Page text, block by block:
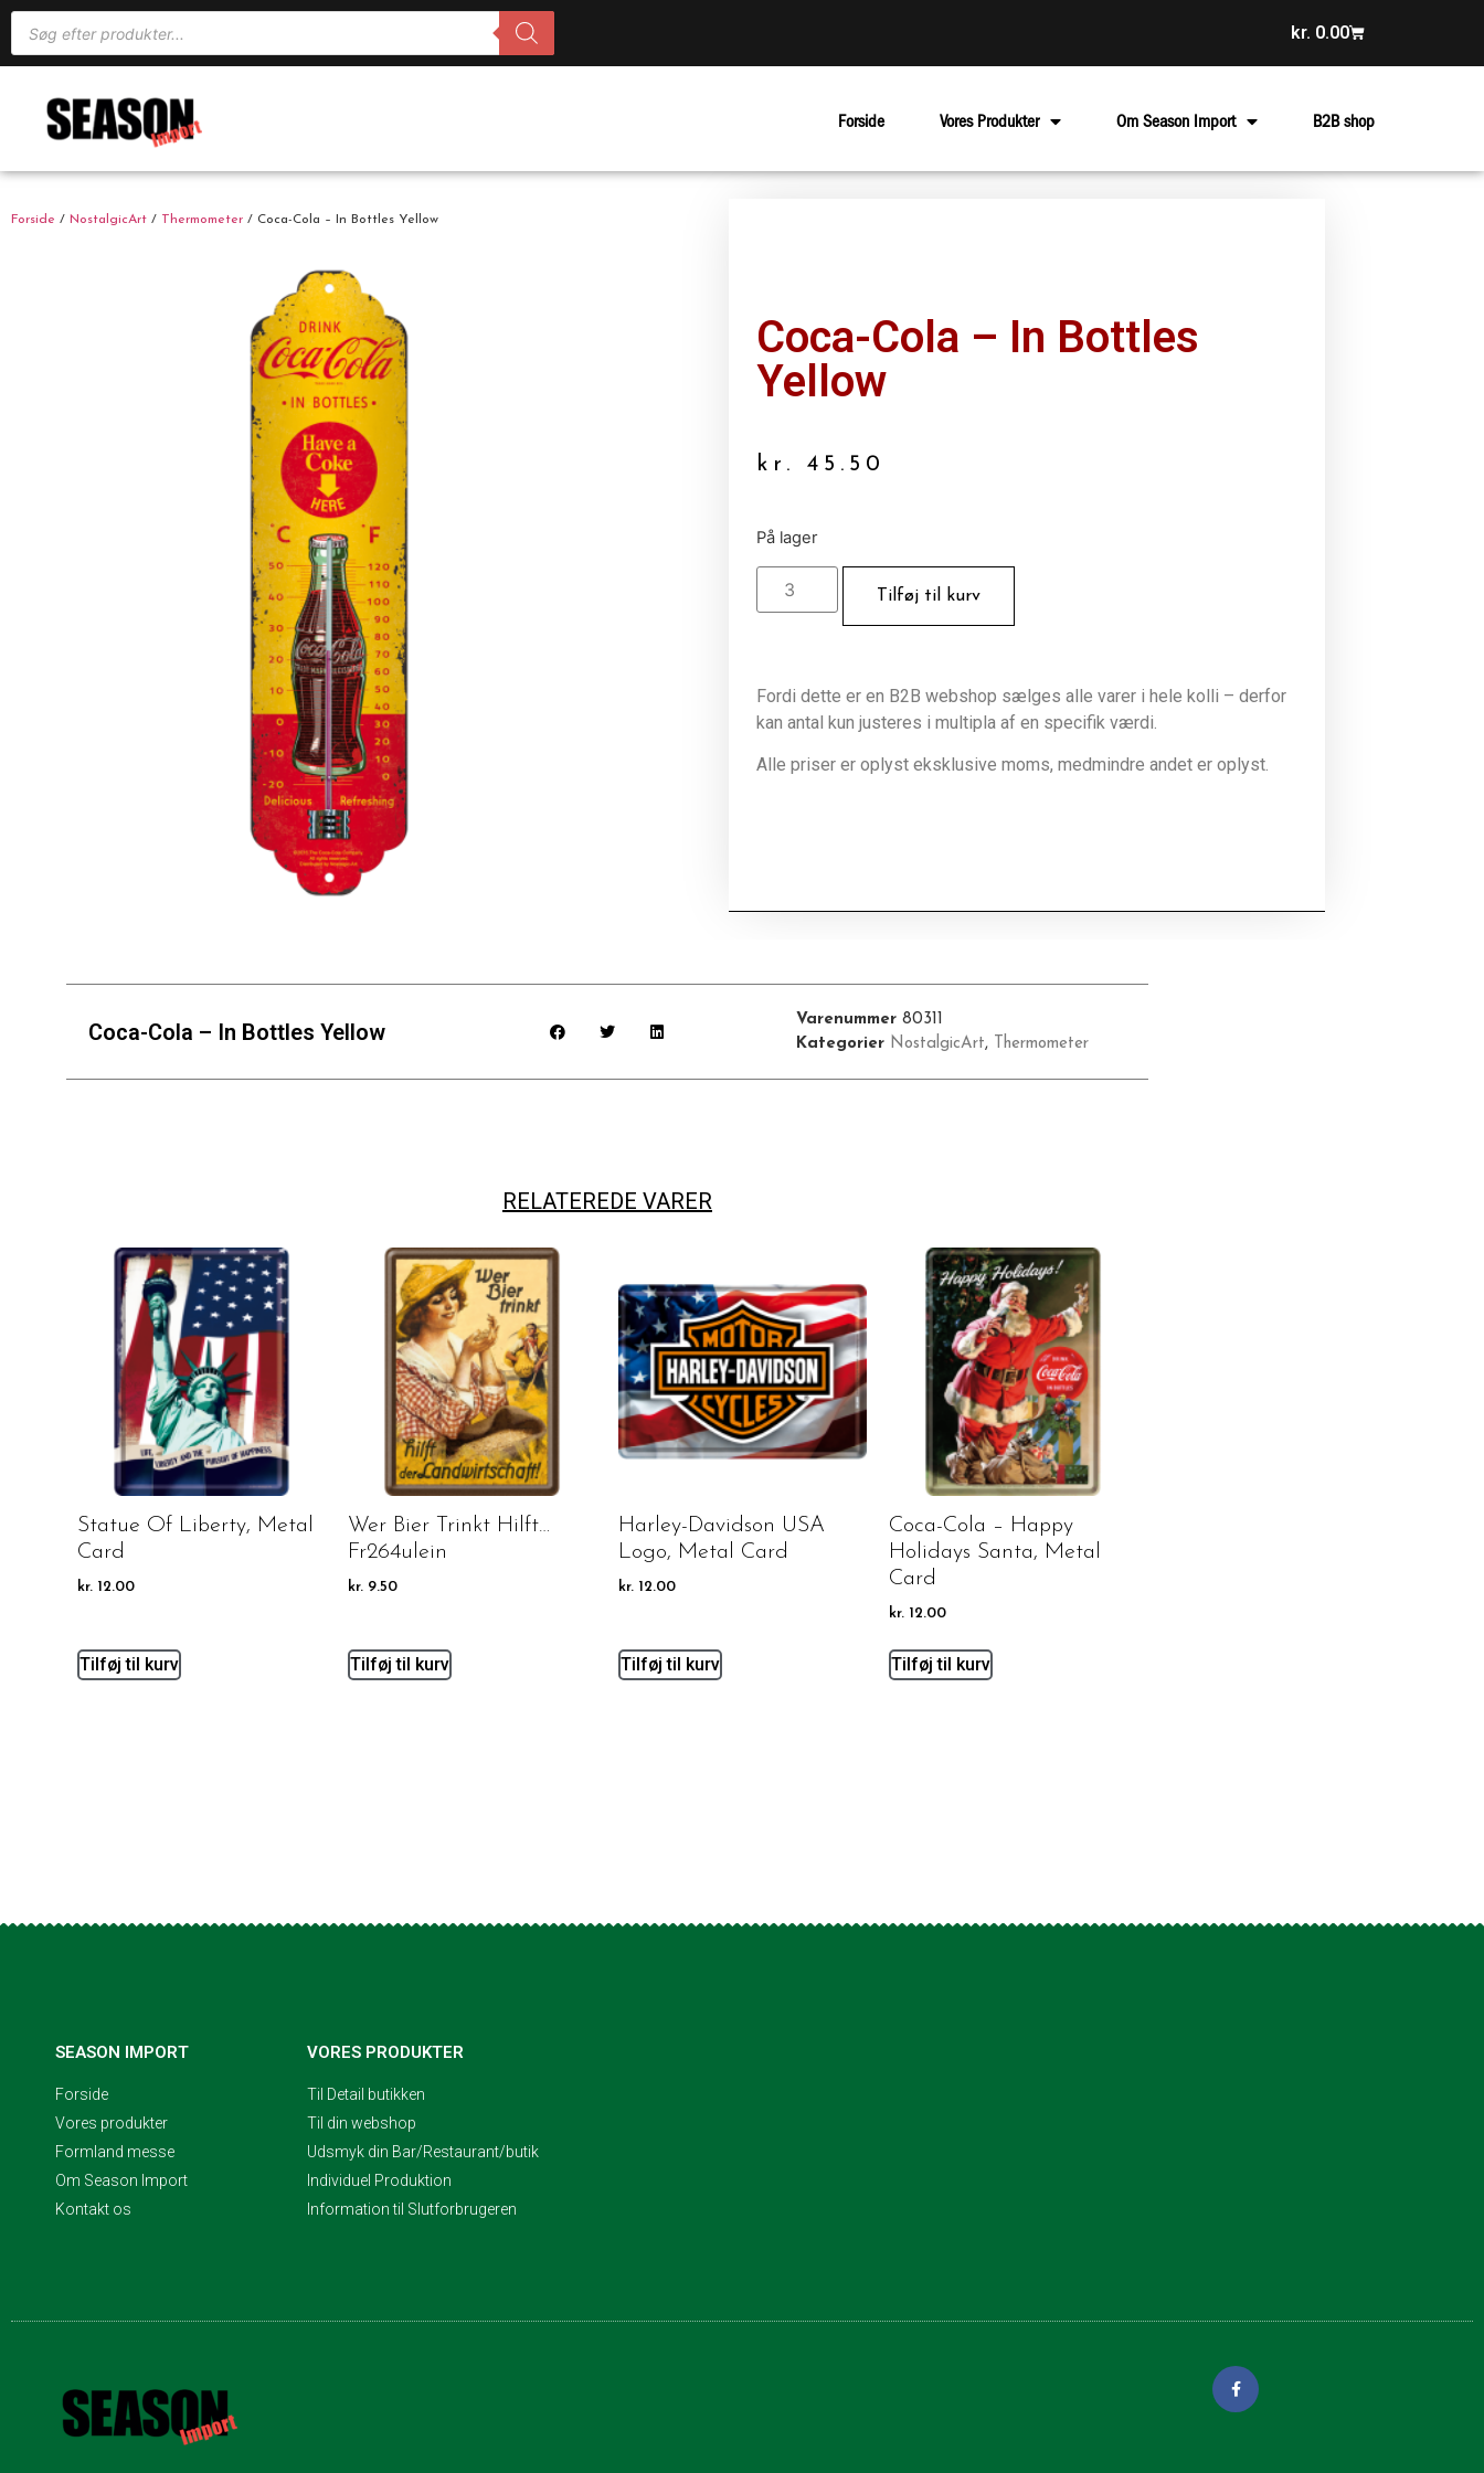
kr. 0.00
Forside Vores Produkter Om Season Import B2B shop
Forside / NostalgicArt / Thermometer / Coca-Cola – In Bottles Yellow
Coca-Cola – In Bottles
Yellow
kr. 45.50
På lager
Tilføj til kurv
Fordi dette er en B2B webshop sælges alle varer i hele kolli – derfor
kan antal kun justeres i multipla af en specifik værdi.
Alle priser er oplyst eksklusive moms, medmindre andet er oplyst.
Coca-Cola – In Bottles Yellow Varenummer 80311
Kategorier NostalgicArt, Thermometer
RELATEREDE VARER
Statue Of Liberty, Metal
Card
kr. 12.00
Tilføj til kurv
Wer Bier Trinkt Hilft…
Fr264ulein
kr. 9.50
Tilføj til kurv
Harley-Davidson USA
Logo, Metal Card
kr. 12.00
Tilføj til kurv
Coca-Cola – Happy
Holidays Santa, Metal
Card
kr. 12.00
Tilføj til kurv
SEASON IMPORT
Forside
Vores produkter
Formland messe
Om Season Import
Kontakt os
VORES PRODUKTER
Til Detail butikken
Til din webshop
Udsmyk din Bar/Restaurant/butik
Individuel Produktion
Information til Slutforbrugeren